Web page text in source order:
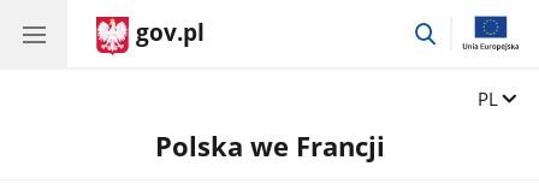
gov.pl
przejdź
Zmień
PL
Polska we Francji